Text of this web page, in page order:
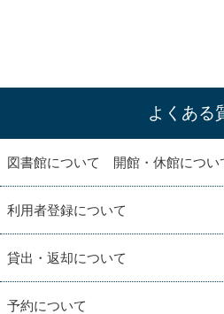
よくある
図書館について 開館・休館につい
利用者登録について
貸出・返却について
予約について